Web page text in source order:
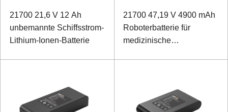
21700 21,6 V 12 Ah
unbemannte Schiffsstrom-
Lithium-Ionen-Batterie
21700 47,19 V 4900 mAh
Roboterbatterie für
medizinische